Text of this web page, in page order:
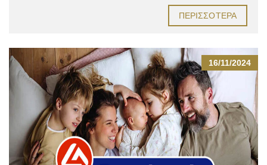
ΠΕΡΙΣΣΌΤΕΡΑ
16/11/2024